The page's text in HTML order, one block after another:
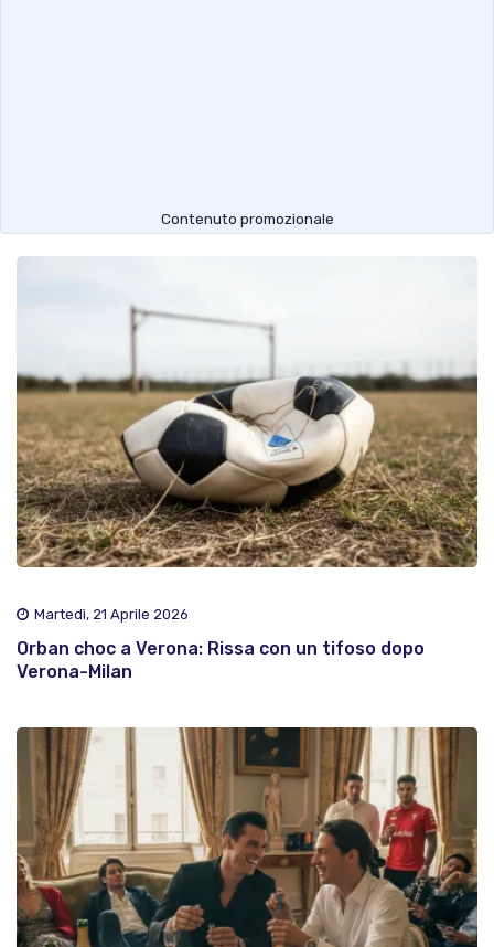
Contenuto promozionale
Martedì, 21 Aprile 2026
Orban choc a Verona: Rissa con un tifoso dopo
Verona-Milan